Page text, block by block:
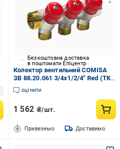
Безкоштовна доставка
в поштомати Епіцентр
Колектор вентильний COMISA
ЗВ 88.20.061 3/4х1/2/4" Red (TK-
CL062100401N)
оцінити
1 562 ₴/шт.
Привеземо Доставимо